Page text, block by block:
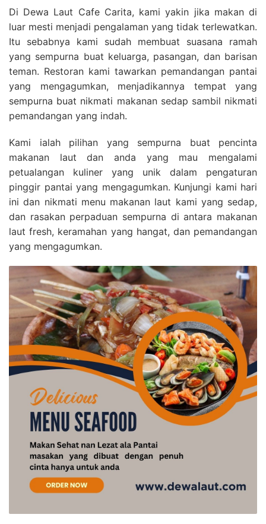
Di Dewa Laut Cafe Carita, kami yakin jika makan di
luar mesti menjadi pengalaman yang tidak terlewatkan.
Itu sebabnya kami sudah membuat suasana ramah
yang sempurna buat keluarga, pasangan, dan barisan
teman. Restoran kami tawarkan pemandangan pantai
yang mengagumkan, menjadikannya tempat yang
sempurna buat nikmati makanan sedap sambil nikmati
pemandangan yang indah.
Kami ialah pilihan yang sempurna buat pencinta
makanan laut dan anda yang mau mengalami
petualangan kuliner yang unik dalam pengaturan
pinggir pantai yang mengagumkan. Kunjungi kami hari
ini dan nikmati menu makanan laut kami yang sedap,
dan rasakan perpaduan sempurna di antara makanan
laut fresh, keramahan yang hangat, dan pemandangan
yang mengagumkan.